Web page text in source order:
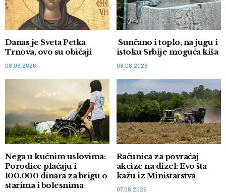
Danas je Sveta Petka
Trnova, ovo su običaji
08.08.2026
Sunčano i toplo, na jugu i
istoku Srbije moguća kiša
08.08.2026
Nega u kućnim uslovima:
Porodice plaćaju i
100.000 dinara za brigu o
starima i bolesnima
Računica za povraćaj
akcize na dizel: Evo šta
kažu iz Ministarstva
07.08.2026